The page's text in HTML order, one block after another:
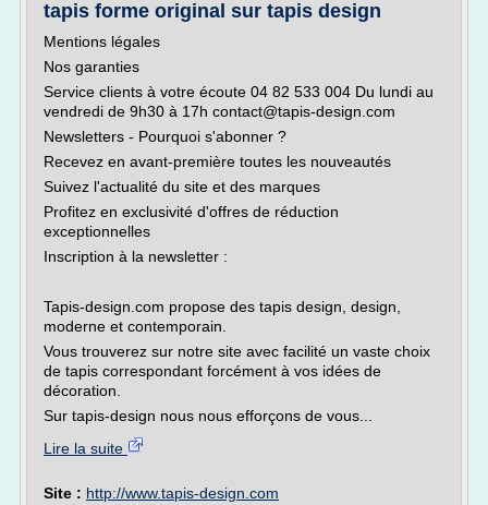
tapis forme original sur tapis design
Mentions légales
Nos garanties
Service clients à votre écoute 04 82 533 004 Du lundi au
vendredi de 9h30 à 17h contact@tapis-design.com
Newsletters - Pourquoi s'abonner ?
Recevez en avant-première toutes les nouveautés
Suivez l'actualité du site et des marques
Profitez en exclusivité d'offres de réduction
exceptionnelles
Inscription à la newsletter :
Tapis-design.com propose des tapis design, design,
moderne et contemporain.
Vous trouverez sur notre site avec facilité un vaste choix
de tapis correspondant forcément à vos idées de
décoration.
Sur tapis-design nous nous efforçons de vous...
Lire la suite
Site : http://www.tapis-design.com